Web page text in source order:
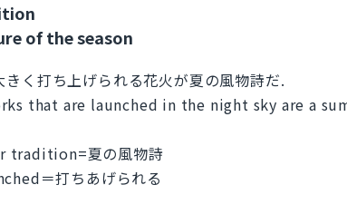
of the season
きく打ち上げられる花火が夏の風物詩だ.
that are launched in the night sky are a
tradition=夏の風物詩
＝打ちあげられる